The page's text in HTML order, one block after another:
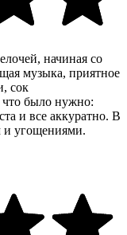
начиная со
музыка, приятное
сок
было нужно:
и все аккуратно. В
и угощениями.